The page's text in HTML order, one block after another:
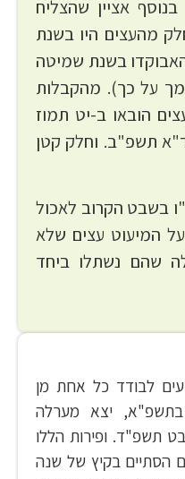
אציין שהצליח
מהעצים היו בשנת
בשנת שמיטה
על כך). מהקבלות
הובאו ב-יט תמוז
תשפ"ב. וחלק קטן
בשבט הקרוב לאכול
המיעוט עצים שלא
שהם נשתלו ביחד
לבודד כל אחת מן
יצא מערלה
תשפ"ד. ופירות הללו
הסתיים בקיץ של שנה